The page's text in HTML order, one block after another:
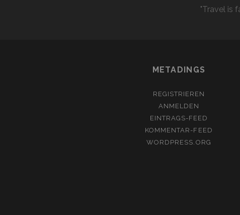
"Travel is
METADINGS
REGISTRIEREN
ANMELDEN
EINTRAGS-FEED
KOMMENTAR-FEED
WORDPRESS.ORG